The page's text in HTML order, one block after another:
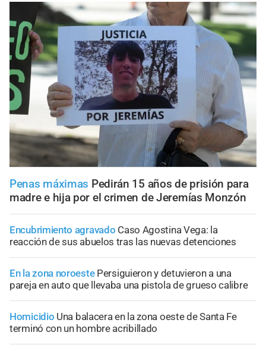
Penas máximas Pedirán 15 años de prisión para
madre e hija por el crimen de Jeremías Monzón
Encubrimiento agravado Caso Agostina Vega: la
reacción de sus abuelos tras las nuevas detenciones
En la zona noroeste Persiguieron y detuvieron a una
pareja en auto que llevaba una pistola de grueso calibre
Homicidio Una balacera en la zona oeste de Santa Fe
terminó con un hombre acribillado